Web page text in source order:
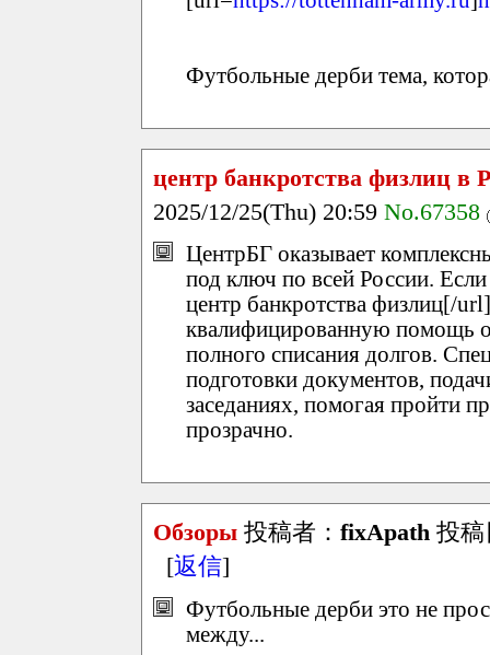
Футбольные дерби тема,
центр банкротства физлиц в
2025/12/25(Thu) 20:59 No.67358
ЦентрБГ оказывает
под ключ по всей России.
центр банкротства физлиц[/
квалифицированную помощь
полного списания долгов.
подготовки документов,
заседаниях, помогая пройти
прозрачно.
Обзоры 投稿者： fixApath 投稿
[返信]
Футбольные дерби это не
между...